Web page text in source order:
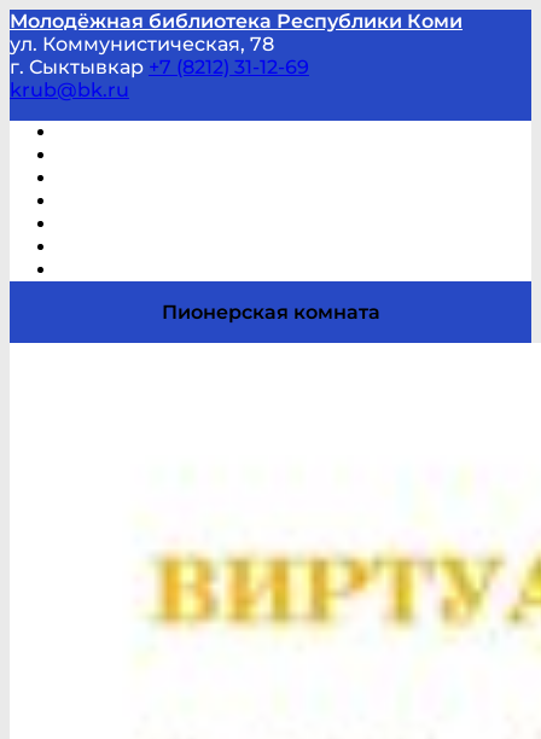
Молодёжная библиотека Республики Коми
ул. Коммунистическая, 78
г. Сыктывкар +7 (8212) 31-12-69
krub@bk.ru
Пионерская комната